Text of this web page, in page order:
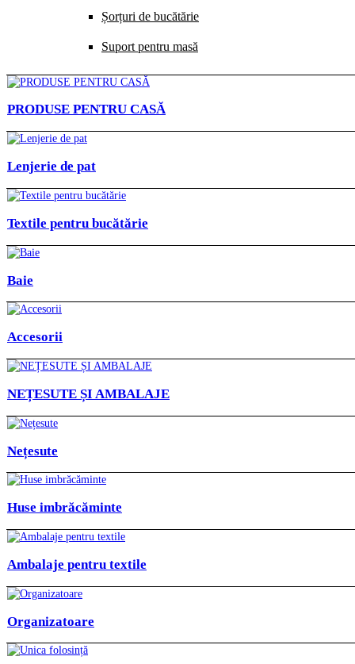
Șorțuri de bucătărie
Suport pentru masă
PRODUSE PENTRU CASĂ
Lenjerie de pat
Textile pentru bucătărie
Baie
Accesorii
NEȚESUTE ȘI AMBALAJE
Nețesute
Huse imbrăcăminte
Ambalaje pentru textile
Organizatoare